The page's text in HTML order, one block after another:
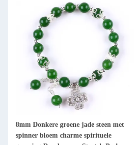
8mm Donkere groene jade steen met
spinner bloem charme spirituele